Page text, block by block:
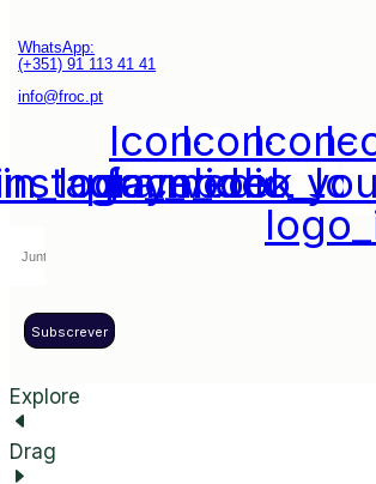
WhatsApp:
(+351) 91 113 41 41
info@froc.pt
Icon-Icon-Icon-
Subscrever
Explore
Drag